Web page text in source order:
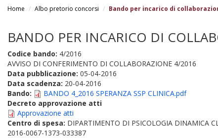
Home Albo pretorio concorsi Bando per incarico di
BANDO PER INCARICO DI
Codice bando: 4/2016
AVVISO DI CONFERIMENTO DI COLLABORAZIONE 4/2016
Data pubblicazione: 05-04-2016
Data scadenza: 20-04-2016
Bando:
BANDO 4_2016 SPERANZA SSP CLINICA.pdf
Decreto approvazione atti
Approvazione atti
Centro di spesa: DIPARTIMENTO DI PSICOLOGIA DINAMICA
2016-0067-1373-033387